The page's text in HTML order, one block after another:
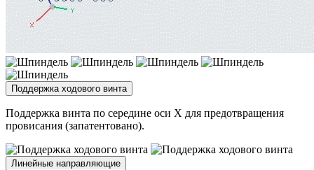
Поддержка ходового винта
Поддержка винта по середине оси X для предотвращения
провисания (запатентовано).
Линейные направляющие